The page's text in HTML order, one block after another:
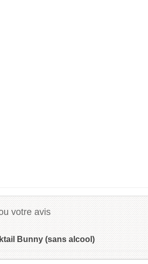
votre avis
Bunny (sans alcool)